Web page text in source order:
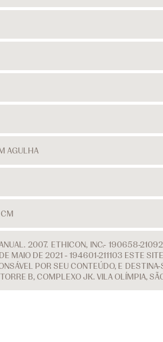
AGULHA
CM
2007. ETHICON, INC.- 190658-
MAIO DE 2021 - 194601-211103 ESTE
POR SEU CONTEÚDO, E
B, COMPLEXO JK. VILA OLÍMPIA,